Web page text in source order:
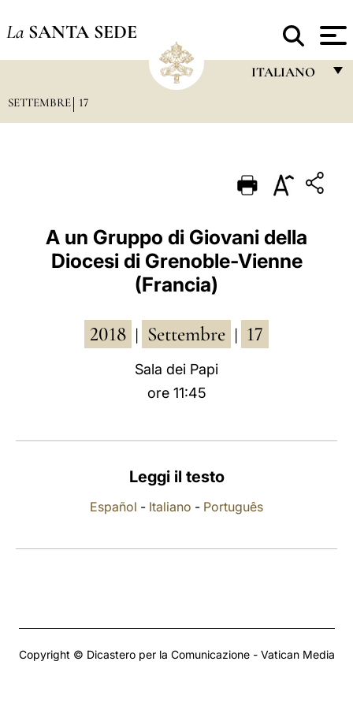
La SANTA SEDE
ITALIANO
PORTUGUÊS
ESPAÑOL
DEUTSCH
العربيّة
中文
SETTEMBRE 17
A un Gruppo di Giovani della
Diocesi di Grenoble-Vienne
(Francia)
2018 Settembre 17
Sala dei Papi
ore 11:45
Leggi il testo
Español - Italiano - Português
Copyright © Dicastero per la Comunicazione - Vatican Media